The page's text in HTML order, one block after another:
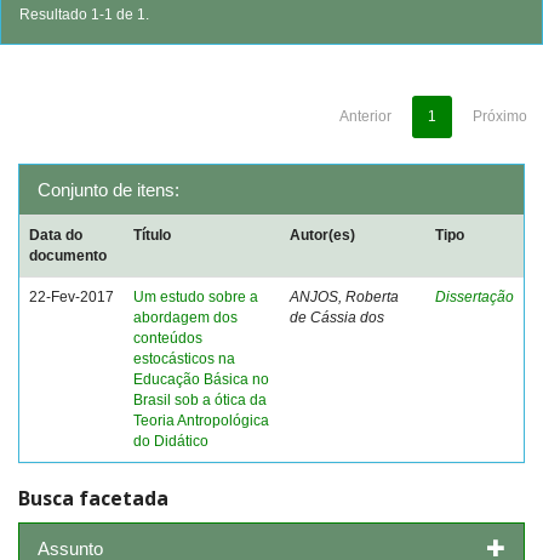
Resultado 1-1 de 1.
Anterior 1 Próximo
Conjunto de itens:
Data do
documento
Título Autor(es) Tipo
22-Fev-2017
Um estudo sobre a
abordagem dos
conteúdos
estocásticos na
Educação Básica no
Brasil sob a ótica da
Teoria Antropológica
do Didático
ANJOS, Roberta
de Cássia dos
Dissertação
Busca facetada
Assunto